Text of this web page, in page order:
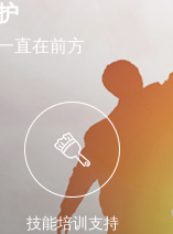
直在前方
技能培训支持